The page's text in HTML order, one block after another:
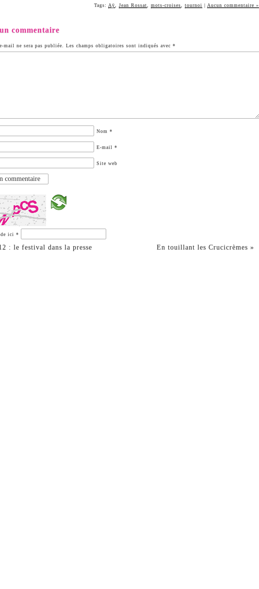
Tags: Aÿ Jean Rossat mots-croises tournoi | Aucun commentaire »
commentaire
mail ne sera pas publiée. Les champs obligatoires sont indiqués avec *
Nom *
E-mail *
Site web
ici *
: le festival dans la presse En touillant les Crucicrèmes »